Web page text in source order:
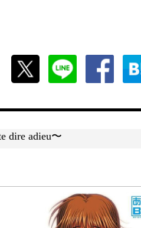
dire adieu〜